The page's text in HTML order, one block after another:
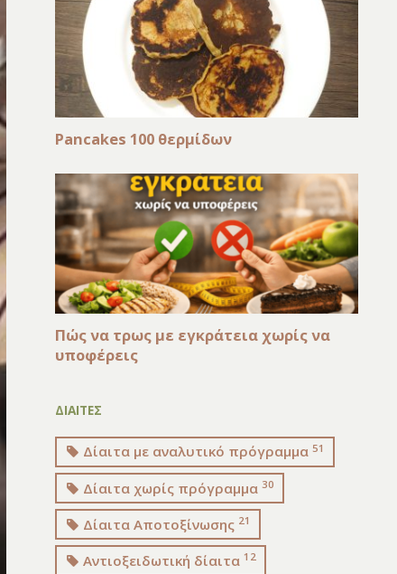
Pancakes 100 θερμίδων
Πώς να τρως με εγκράτεια χωρίς να
υποφέρεις
ΔΙΑΙΤΕΣ
Δίαιτα με αναλυτικό πρόγραμμα51
Δίαιτα χωρίς πρόγραμμα 30
Δίαιτα Αποτοξίνωσης 21
Αντιοξειδωτική δίαιτα 12